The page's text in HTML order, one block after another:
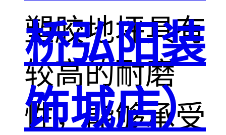
塑胶地坪具有
较高的耐磨
性，能够承受
桥弘阳装
饰城店）